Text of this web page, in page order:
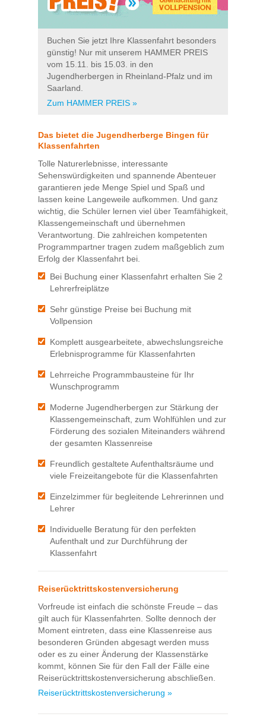
Buchen Sie jetzt Ihre Klassenfahrt besonders
günstig! Nur mit unserem HAMMER PREIS
vom 15.11. bis 15.03. in den
Jugendherbergen in Rheinland-Pfalz und im
Saarland.
Zum HAMMER PREIS »
Das bietet die Jugendherberge Bingen für
Klassenfahrten
Tolle Naturerlebnisse, interessante
Sehenswürdigkeiten und spannende Abenteuer
garantieren jede Menge Spiel und Spaß und
lassen keine Langeweile aufkommen. Und ganz
wichtig, die Schüler lernen viel über Teamfähigkeit,
Klassengemeinschaft und übernehmen
Verantwortung. Die zahlreichen kompetenten
Programmpartner tragen zudem maßgeblich zum
Erfolg der Klassenfahrt bei.
Bei Buchung einer Klassenfahrt erhalten Sie 2
Lehrerfreiplätze
Sehr günstige Preise bei Buchung mit
Vollpension
Komplett ausgearbeitete, abwechslungsreiche
Erlebnisprogramme für Klassenfahrten
Lehrreiche Programmbausteine für Ihr
Wunschprogramm
Moderne Jugendherbergen zur Stärkung der
Klassengemeinschaft, zum Wohlfühlen und zur
Förderung des sozialen Miteinanders während
der gesamten Klassenreise
Freundlich gestaltete Aufenthaltsräume und
viele Freizeitangebote für die Klassenfahrten
Einzelzimmer für begleitende Lehrerinnen und
Lehrer
Individuelle Beratung für den perfekten
Aufenthalt und zur Durchführung der
Klassenfahrt
Reiserücktrittskostenversicherung
Vorfreude ist einfach die schönste Freude – das
gilt auch für Klassenfahrten. Sollte dennoch der
Moment eintreten, dass eine Klassenreise aus
besonderen Gründen abgesagt werden muss
oder es zu einer Änderung der Klassenstärke
kommt, können Sie für den Fall der Fälle eine
Reiserücktrittskostenversicherung abschließen.
Reiserücktrittskostenversicherung »